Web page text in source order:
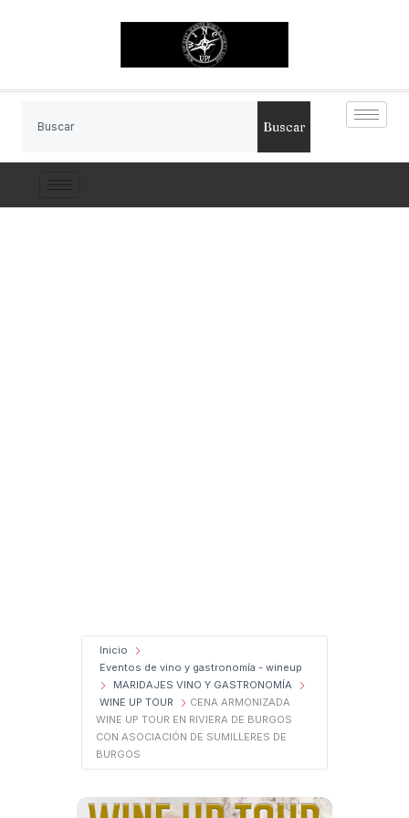
Buscar
Inicio
Eventos de vino y gastronomía - wineup
MARIDAJES VINO Y GASTRONOMÍA
WINE UP TOUR
CENA ARMONIZADA
WINE UP TOUR EN RIVIERA DE BURGOS
CON ASOCIACIÓN DE SUMILLERES DE
BURGOS